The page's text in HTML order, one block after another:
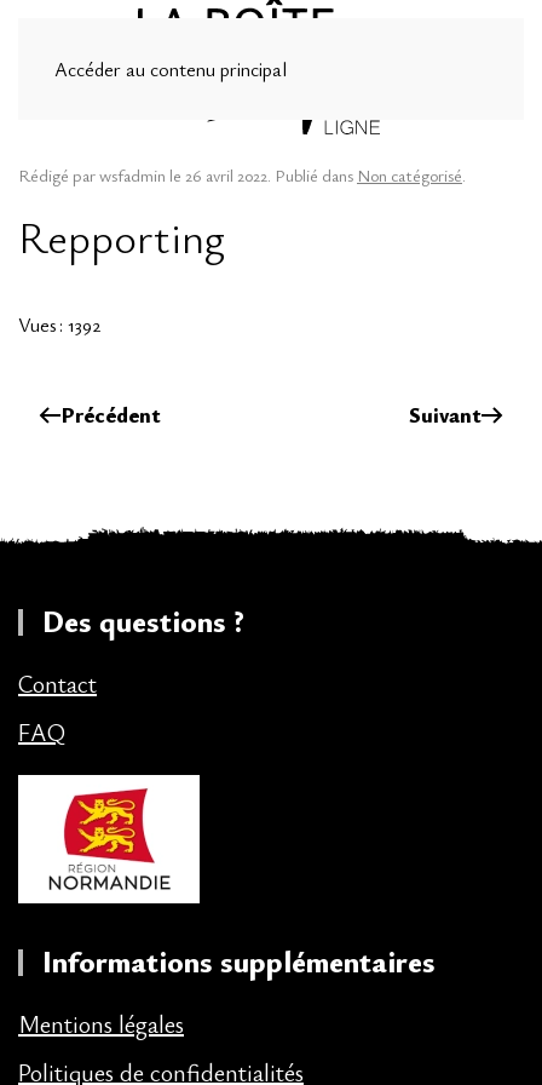
Accéder au contenu principal
Rédigé par wsfadmin le 26 avril 2022. Publié dans Non catégorisé.
Repporting
Vues : 1392
Précédent Suivant
Des questions ?
Contact
FAQ
Informations supplémentaires
Mentions légales
Politiques de confidentialités